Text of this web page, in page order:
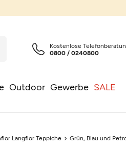
Outdoor Gewerbe SALE
Kostenlose
0800 / 0240800
Langflor Teppiche Grün, Blau und